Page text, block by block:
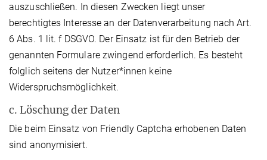
auszuschließen. In diesen Zwecken liegt unser
berechtigtes Interesse an der Datenverarbeitung nach Art.
6 Abs. 1 lit. f DSGVO. Der Einsatz ist für den Betrieb der
genannten Formulare zwingend erforderlich. Es besteht
folglich seitens der Nutzer*innen keine
Widerspruchsmöglichkeit.
c. Löschung der Daten
Die beim Einsatz von Friendly Captcha erhobenen Daten
sind anonymisiert.